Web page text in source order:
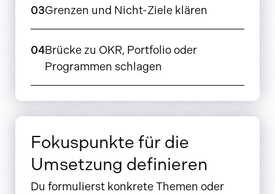
03Grenzen und Nicht-Ziele klären
04Brücke zu OKR, Portfolio oder
Programmen schlagen
Fokuspunkte für die
Umsetzung definieren
Du formulierst konkrete Themen oder